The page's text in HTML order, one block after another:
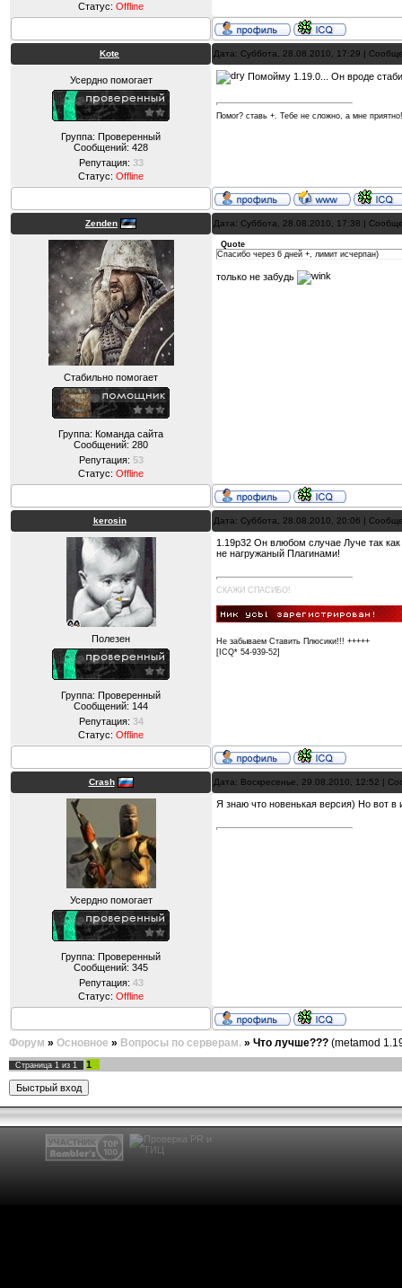
Статус: Offline
Kote Дата: Суббота, 28.08.2010, 17:29 |
Усердно помогает
Группа: Проверенный
Сообщений: 428
Репутация: 33
Статус: Offline
Помойму 1.19.0... Он вроде
Помог? ставь +. Тебе не сложно, а мне приятно!
Zenden Дата: Суббота, 28.08.2010, 17:38 |
Стабильно помогает
Группа: Команда сайта
Сообщений: 280
Репутация: 53
Статус: Offline
Quote
Спасибо через 6 дней +, лимит исчерпан)
только не забудь
kerosin Дата: Суббота, 28.08.2010, 20:06 |
Полезен
Группа: Проверенный
Сообщений: 144
Репутация: 34
Статус: Offline
1.19р32 Он влюбом случае Луче так
не нагружаный Плагинами!
СКАЖИ СПАСИБО!
Не забываем Ставить Плюсики!!! +++++
[ICQ* 54-939-52]
Crash Дата: Воскресенье, 29.08.2010, 12:52 |
Усердно помогает
Группа: Проверенный
Сообщений: 345
Репутация: 43
Статус: Offline
Я знаю что новенькая версия) Но вот в
Форум » Основное » Вопросы по серверам. » Что лучше??? (metamod
Страница 1 из 1 1